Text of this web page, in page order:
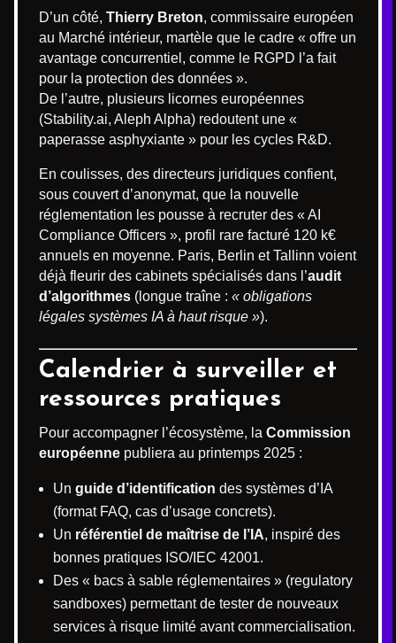
D’un côté, Thierry Breton, commissaire européen
au Marché intérieur, martèle que le cadre « offre un
avantage concurrentiel, comme le RGPD l’a fait
pour la protection des données ».
De l’autre, plusieurs licornes européennes
(Stability.ai, Aleph Alpha) redoutent une «
paperasse asphyxiante » pour les cycles R&D.
En coulisses, des directeurs juridiques confient,
sous couvert d’anonymat, que la nouvelle
réglementation les pousse à recruter des « AI
Compliance Officers », profil rare facturé 120 k€
annuels en moyenne. Paris, Berlin et Tallinn voient
déjà fleurir des cabinets spécialisés dans l’audit
d’algorithmes (longue traîne : « obligations
légales systèmes IA à haut risque »).
Calendrier à surveiller et
ressources pratiques
Pour accompagner l’écosystème, la Commission
européenne publiera au printemps 2025 :
Un guide d’identification des systèmes d’IA
(format FAQ, cas d’usage concrets).
Un référentiel de maîtrise de l’IA, inspiré des
bonnes pratiques ISO/IEC 42001.
Des « bacs à sable réglementaires » (regulatory
sandboxes) permettant de tester de nouveaux
services à risque limité avant commercialisation.